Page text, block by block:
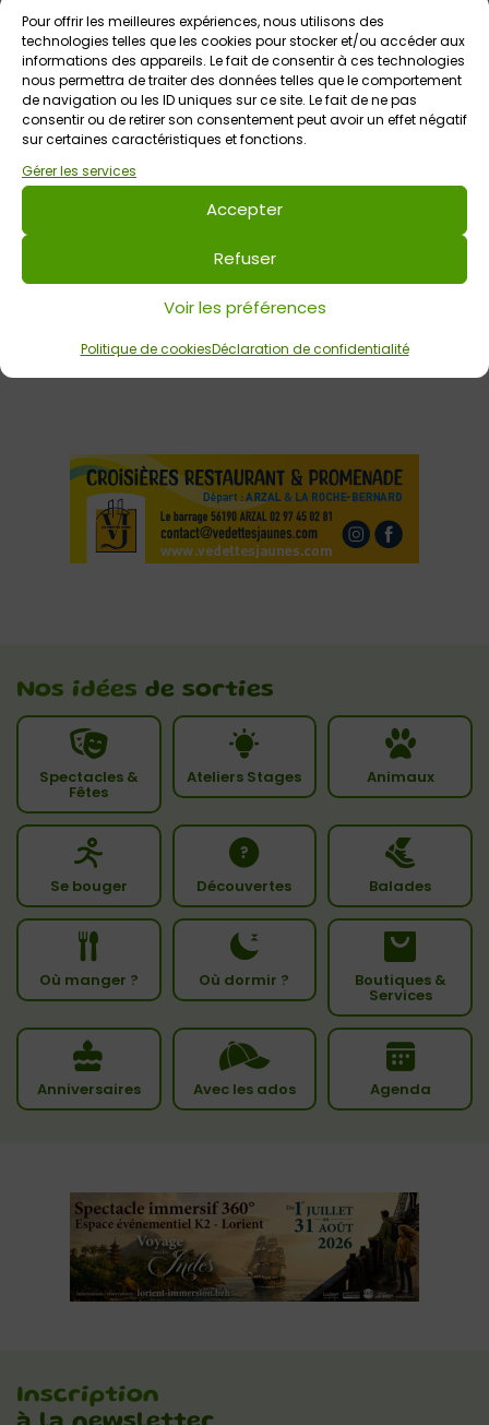
Pour offrir les meilleures expériences, nous utilisons des
technologies telles que les cookies pour stocker et/ou accéder aux
informations des appareils. Le fait de consentir à ces technologies
nous permettra de traiter des données telles que le comportement
de navigation ou les ID uniques sur ce site. Le fait de ne pas
consentir ou de retirer son consentement peut avoir un effet négatif
sur certaines caractéristiques et fonctions.
Gérer les services
Accepter
Refuser
Voir les préférences
Politique de cookiesDéclaration de confidentialité
Nom*
E-mail
Nos idées de sorties
Spectacles &
Fêtes
Ateliers Stages Animaux
Se bouger Découvertes Balades
Où manger ? Où dormir ? Boutiques &
Services
Anniversaires Avec les ados Agenda
Inscription